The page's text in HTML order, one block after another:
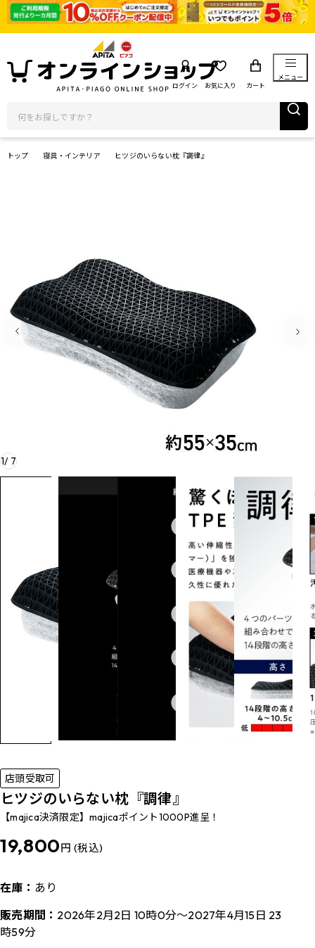
ログイン お気に入り カート
メニュー
トップ 寝具・インテリア ヒツジのいらない枕『調律』
1/ 7
店頭受取可
ヒツジのいらない枕『調律』
【majica決済限定】majicaポイント1000P進呈！
19,800円 (税込)
在庫： あり
販売期間： 2026年2月2日 10時0分～2027年4月15日 23
時59分